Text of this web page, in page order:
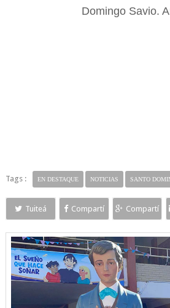
Domingo Savio.
Tags : EN DESTAQUE NOTICIAS SANTO
Tuiteá Compartí Compartí